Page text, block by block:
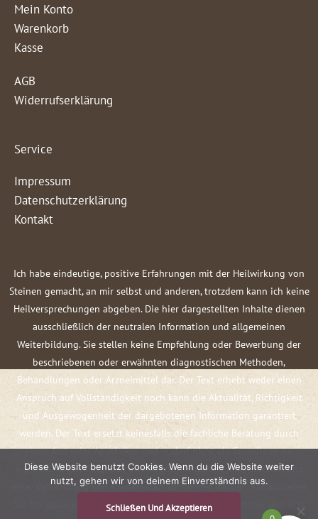
Mein Konto
Warenkorb
Kasse
AGB
Widerrufserklärung
Service
Impressum
Datenschutzerklärung
Kontakt
Ich habe eindeutige, positive Erfahrungen mit der Heilwirkung von
Steinen gemacht, an mir selbst und anderen, trotzdem kann ich keine
Heilversprechungen abgeben. Die hier dargestellten Inhalte dienen
ausschließlich der neutralen Information und allgemeinen
Weiterbildung. Sie stellen keine Empfehlung oder Bewerbung der
beschriebenen oder erwähnten diagnostischen Methoden,
Behandlungen oder Arzneimittel dar. Der Text erhebt weder einen
Anspruch auf Vollständigkeit noch kann die Aktualität, Richtigkeit
und Ausgewogenheit der dargebotenen Information garantiert
werden. Der Text ersetzt keinesfalls die fachliche Beratung durch
einen Arzt oder Apotheker und er darf nicht als Grundlage zur
eigenständigen Diagnose und Beginn, Änderung oder Beendigung
einer Behandlung von Krankheiten verwendet werden. Konsultieren
Sie bei gesundheitlichen Fragen oder Beschwerden immer den Arzt
Diese Website benutzt Cookies. Wenn du die Website weiter
nutzt, gehen wir von deinem Einverständnis aus.
Schließen Und Akzeptieren